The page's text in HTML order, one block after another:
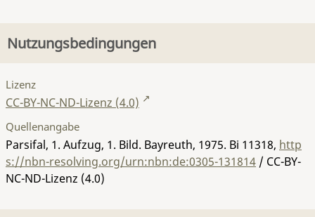
Nutzungsbedingungen
Lizenz
CC-BY-NC-ND-Lizenz (4.0)
Quellenangabe
Parsifal, 1. Aufzug, 1. Bild. Bayreuth, 1975. Bi 11318, http
s://nbn-resolving.org/urn:nbn:de:0305-131814 / CC-BY-
NC-ND-Lizenz (4.0)